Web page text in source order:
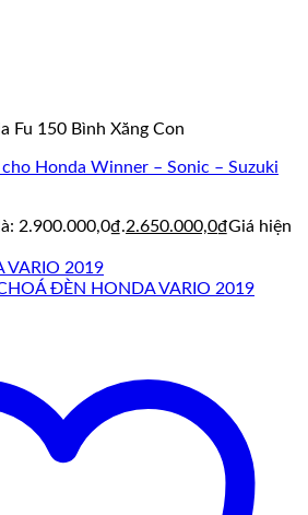
Fu 150 Bình Xăng Con
Honda Winner – Sonic – Suzuki
2.900.000,0₫.2.650.000,0₫Giá hiện